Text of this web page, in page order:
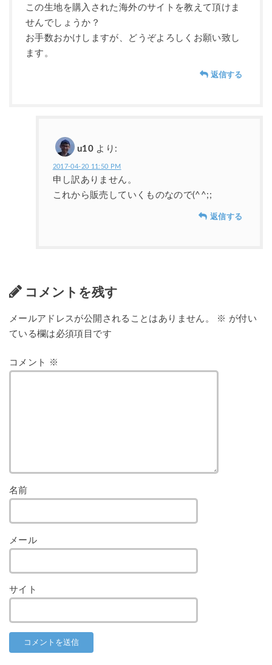
この生地を購入された海外のサイトを教えて頂けま
せんでしょうか？
お手数おかけしますが、どうぞよろしくお願い致し
ます。
返信する
u10 より:
2017-04-20 11:50 PM
申し訳ありません。
これから販売していくものなので(^^;;
返信する
コメントを残す
メールアドレスが公開されることはありません。 ※ が付い
ている欄は必須項目です
コメント ※
名前
メール
サイト